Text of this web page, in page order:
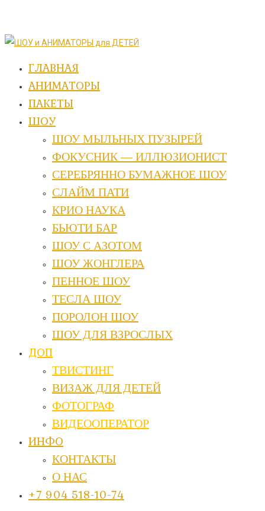
ГЛАВНАЯ
АНИМАТОРЫ
ПАКЕТЫ
ШОУ
ШОУ МЫЛЬНЫХ ПУЗЫРЕЙ
ФОКУСНИК — ИЛЛЮЗИОНИСТ
СЕРЕБРЯННО БУМАЖНОЕ ШОУ
СЛАЙМ ПАТИ
КРИО НАУКА
БЬЮТИ БАР
ШОУ С АЗОТОМ
ШОУ ЖОНГЛЕРА
ПЕННОЕ ШОУ
ТЕСЛА ШОУ
ПОРОЛОН ШОУ
ШОУ ДЛЯ ВЗРОСЛЫХ
ДОП
ТВИСТИНГ
ВИЗАЖ ДЛЯ ДЕТЕЙ
ФОТОГРАФ
ВИДЕООПЕРАТОР
ИНФО
КОНТАКТЫ
О НАС
+7 904 518-10-74